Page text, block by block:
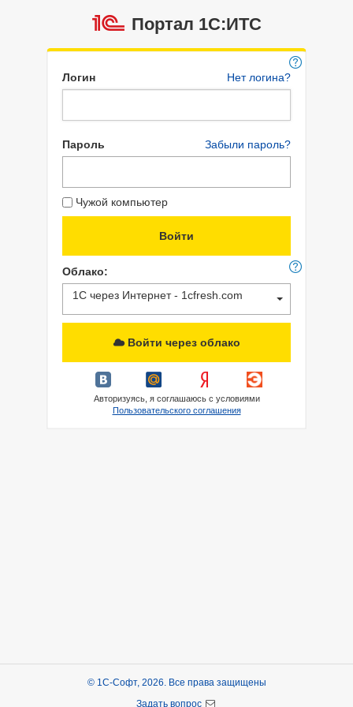
Портал 1C:ИТС
Логин Нет логина?
Пароль Забыли пароль?
Чужой компьютер
Облако:
1С через Интернет - 1cfresh.com
Войти через облако
Авторизуясь, я соглашаюсь с условиями
Пользовательского соглашения
© 1С-Софт, 2026. Все права защищены
Задать вопрос